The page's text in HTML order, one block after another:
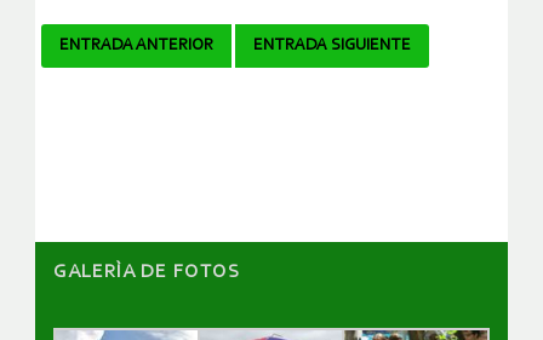
Navegador
ENTRADA ANTERIOR ENTRADA SIGUIENTE
GALERÌA DE FOTOS